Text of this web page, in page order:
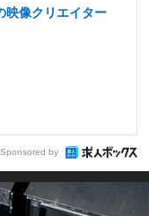
映像クリエイター
Sponsored by